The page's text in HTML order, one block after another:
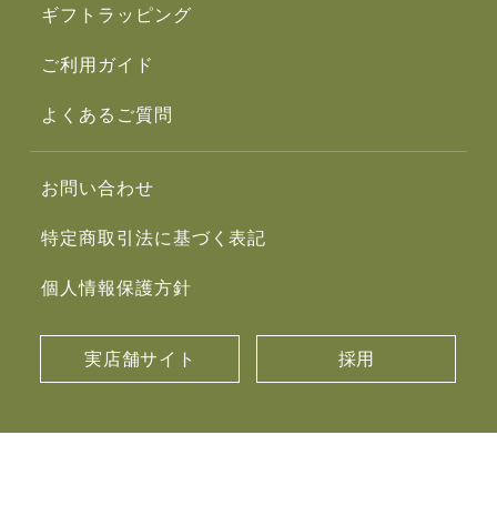
ギフトラッピング
ご利用ガイド
よくあるご質問
お問い合わせ
特定商取引法に基づく表記
個人情報保護方針
実店舗サイト 採用